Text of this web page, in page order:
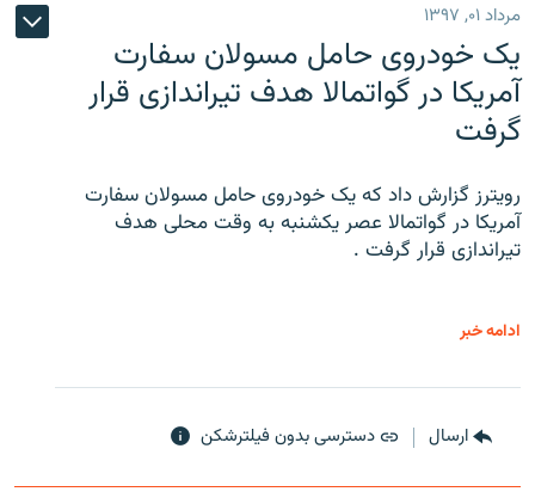
مرداد ۰۱, ۱۳۹۷
یک خودروی حامل مسولان سفارت
آمریکا در گواتمالا هدف تیراندازی قرار
گرفت
رویترز گزارش داد که یک خودروی حامل مسولان سفارت
آمریکا در گواتمالا عصر یکشنبه به وقت محلی هدف
تیراندازی قرار گرفت .
ادامه خبر
ارسال دسترسی بدون فیلترشکن